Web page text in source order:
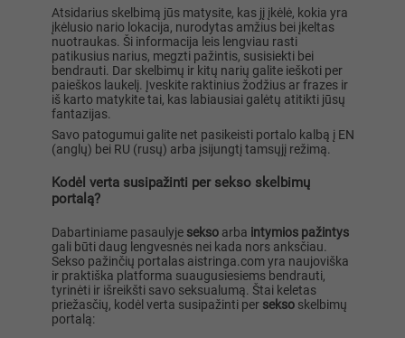
Atsidarius skelbimą jūs matysite, kas jį įkėlė, kokia yra
įkėlusio nario lokacija, nurodytas amžius bei įkeltas
nuotraukas. Ši informacija leis lengviau rasti
patikusius narius, megzti pažintis, susisiekti bei
bendrauti. Dar skelbimų ir kitų narių galite ieškoti per
paieškos laukelį. Įveskite raktinius žodžius ar frazes ir
iš karto matykite tai, kas labiausiai galėtų atitikti jūsų
fantazijas.
Savo patogumui galite net pasikeisti portalo kalbą į EN
(anglų) bei RU (rusų) arba įsijungtį tamsųjį režimą.
Kodėl verta susipažinti per sekso skelbimų
portalą?
Dabartiniame pasaulyje seksoarba intymios pažintys
gali būti daug lengvesnės nei kada nors anksčiau.
Sekso pažinčių portalas aistringa.com yra naujoviška
ir praktiška platforma suaugusiesiems bendrauti,
tyrinėti ir išreikšti savo seksualumą. Štai keletas
priežasčių, kodėl verta susipažinti per seksoskelbimų
portalą: